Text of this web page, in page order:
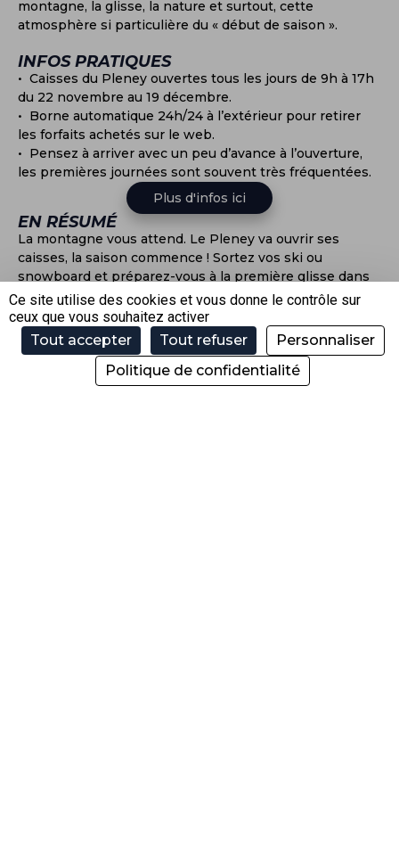
montagne, la glisse, la nature et surtout, cette
atmosphère si particulière du « début de saison ».
INFOS PRATIQUES
• Caisses du Pleney ouvertes tous les jours de 9h à 17h
du 22 novembre au 19 décembre.
• Borne automatique 24h/24 à l’extérieur pour retirer
les forfaits achetés sur le web.
• Pensez à arriver avec un peu d’avance à l’ouverture,
les premières journées sont souvent très fréquentées.
Plus d'infos ici
EN RÉSUMÉ
La montagne vous attend. Le Pleney va ouvrir ses
caisses, la saison commence ! Sortez vos ski ou
snowboard et préparez-vous à la première glisse dans
le cadre si beau de Morzine.
À BIENTÔT SUR LES PISTES !
Ce site utilise des cookies et vous donne le contrôle sur
ceux que vous souhaitez activer
Tout accepter
Tout refuser
Personnaliser
Politique de confidentialité